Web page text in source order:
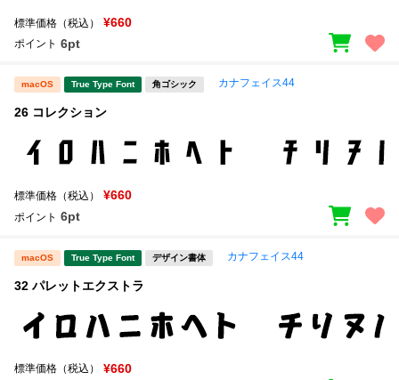
標準価格（税込） ¥660
ポイント 6pt
macOS True Type Font 角ゴシック カナフェイス44
26 コレクション
標準価格（税込） ¥660
ポイント 6pt
macOS True Type Font デザイン書体 カナフェイス44
32 パレットエクストラ
標準価格（税込） ¥660